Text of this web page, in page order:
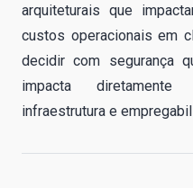
arquiteturais que
custos operacionais em
decidir com segurança
impacta
infraestrutura e